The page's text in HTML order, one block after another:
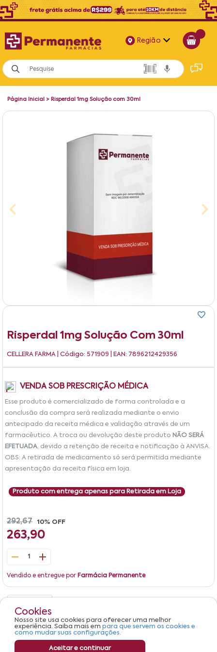
Região
Alagoas
Bahia
Página Inicial > Risperdal 1mg Solução com 30ml
Risperdal 1mg Solução Com 30ml
CELLERA FARMA | Código: 571909 | EAN: 7896212429356
VENDA SOB PRESCRIÇÃO MÉDICA
Esse produto é comercializado de forma controlada e a
conclusão da compra será realizada mediante o envio
antecipado da receita médica e validação através de um
farmacêutico. A troca ou devolução deste produto NÃO SERÁ
EFETUADA, devido a retenção de receita e notificação à ANVISA.
OBS: A retirada de medicamento só será permitida mediante
apresentação da receita física em loja.
Produto com entrega apenas para Retirada em Loja
292,67 10% OFF
263,90
1
Vendido e entregue por Farmácia Permanente
Produto não apresenta descrição.
Cookies
Nosso site usa cookies para oferecer uma melhor
experiência. Saiba mais em para que servem os cookies e
como mudar suas configurações.
Aceitar e continuar